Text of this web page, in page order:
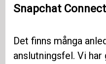
Snapchat
Det finns många
anslutningsfel. Vi har